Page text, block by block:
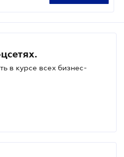
в курсе всех бизнес-